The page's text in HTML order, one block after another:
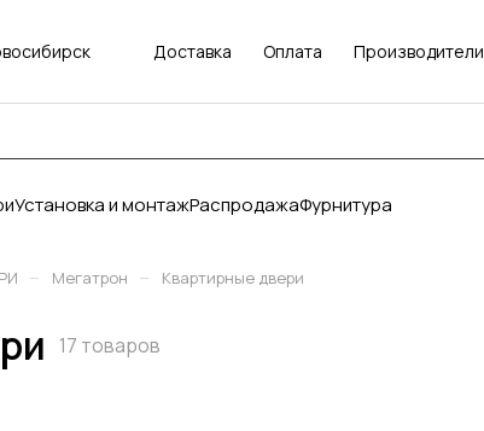
Доставка Оплата Производители
Установка и монтажРаспродажаФурнитура
– Мегатрон – Квартирные двери
17 товаров